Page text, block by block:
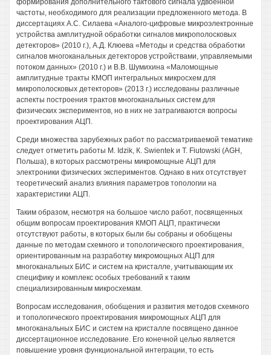
формирования дополнительного тактового сигнала удвоенной
частоты, необходимого для реализации предложенного метода. В
диссертациях A.C. Силаева «Аналого-цифровые микроэлектронные
устройства амплитудной обработки сигналов микрополосковых
детекторов» (2010 г.), А.Д. Клюева «Методы и средства обработки
сигналов многоканальных детекторов устройствами, управляемыми
потоком данных» (2010 г.) и В.В. Шумихина «Маломощные
амплитудные тракты КМОП интегральных микросхем для
микрополосковых детекторов» (2013 г.) исследованы различные
аспекты построения трактов многоканальных систем для
физических экспериментов, но в них не затрагиваются вопросы
проектирования АЦП.
Среди множества зарубежных работ по рассматриваемой тематике
следует отметить работы М. Idzik, К. Swientek и Т. Fiutowski (AGH,
Польша), в которых рассмотрены микромощные АЦП для
электроники физических экспериментов. Однако в них отсутствует
теоретический анализ влияния параметров топологии на
характеристики АЦП.
Таким образом, несмотря на большое число работ, посвященных
общим вопросам проектирования КМОП АЦП, практически
отсутствуют работы, в которых были бы собраны и обобщены
данные по методам схемного и топологического проектирования,
ориентированным на разработку микромощных АЦП для
многоканальных БИС и систем на кристалле, учитывающим их
специфику и комплекс особых требований к таким
специализированным микросхемам.
Вопросам исследования, обобщения и развития методов схемного
и топологического проектирования микромощных АЦП для
многоканальных БИС и систем на кристалле посвящено данное
диссертационное исследование. Его конечной целью является
повышение уровня функциональной интеграции, то есть